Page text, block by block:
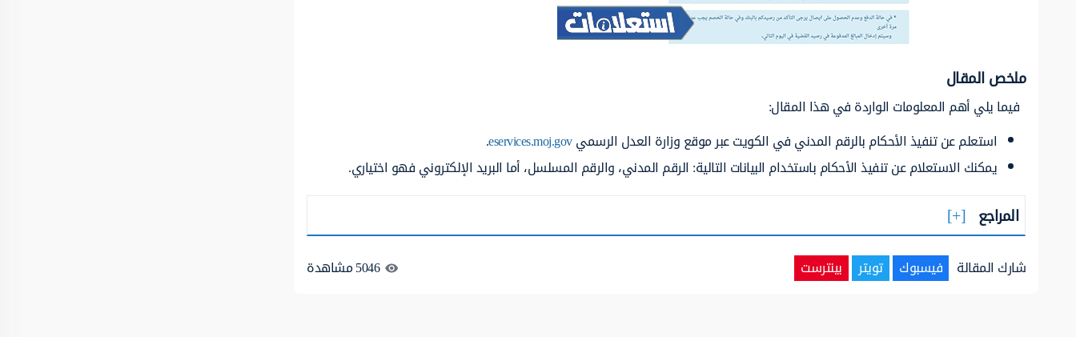
ملخص المقال
فيما يلي أهم المعلومات الواردة في هذا المقال:
استعلم عن تنفيذ الأحكام بالرقم المدني في الكويت عبر موقع وزارة العدل الرسميeservices.moj.gov
.
يمكنك الاستعلام عن تنفيذ الأحكام باستخدام البيانات التالية: الرقم المدني، والرقم المسلسل، أما البريد الإلكتروني فهو اختياري.
المراجع
شارك المقالة فيسبوك تويتر بينترست 5046مشاهدة